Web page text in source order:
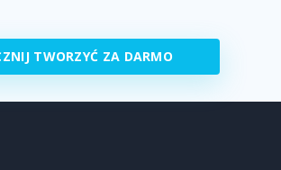
TWORZYĆ ZA DARMO